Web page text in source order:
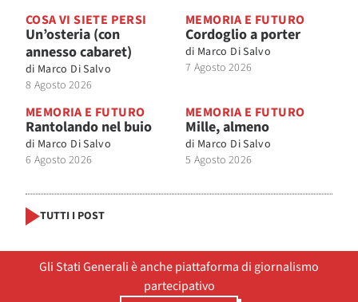
COSA VI SIETE PERSI
Un’osteria (con
annesso cabaret)
di Marco Di Salvo
8 Agosto 2026
MEMORIA E FUTURO
Cordoglio a porter
di Marco Di Salvo
7 Agosto 2026
MEMORIA E FUTURO
Rantolando nel buio
di Marco Di Salvo
6 Agosto 2026
MEMORIA E FUTURO
Mille, almeno
di Marco Di Salvo
5 Agosto 2026
TUTTI I POST
Gli Stati Generali è anche piattaforma di giornalismo
partecipativo